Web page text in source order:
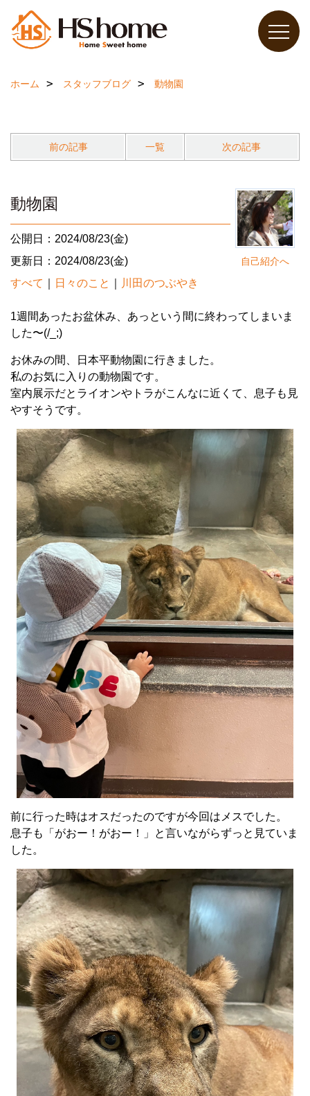
ホーム スタッフブログ 動物園
前の記事 一覧 次の記事
自己紹介へ
動物園
公開日：2024/08/23(金)
更新日：2024/08/23(金)
すべて
日々のこと 川田のつぶやき
1週間あったお盆休み、あっという間に終わってしまいま
した〜(/_;)
お休みの間、日本平動物園に行きました。
私のお気に入りの動物園です。
室内展示だとライオンやトラがこんなに近くて、息子も見
やすそうです。
前に行った時はオスだったのですが今回はメスでした。
息子も「がおー！がおー！」と言いながらずっと見ていま
した。